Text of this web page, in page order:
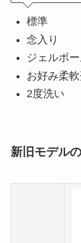
標準
念入り
ジェルボ
お好み柔軟
2度洗い
新旧モデル